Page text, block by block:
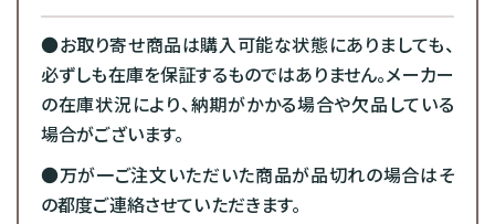
●お取り寄せ商品は購入可能な状態にありましても、
必ずしも在庫を保証するものではありません。メーカー
の在庫状況により、納期がかかる場合や欠品している
場合がございます。
●万が一ご注文いただいた商品が品切れの場合はそ
の都度ご連絡させていただきます。